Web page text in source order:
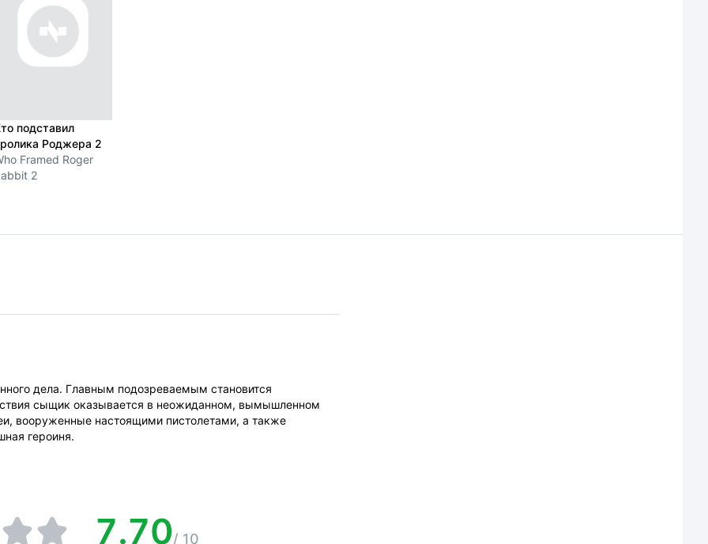
подставил
Роджера 2
Framed Roger
2
дела. Главным подозреваемым становится
сыщик оказывается в неожиданном, вымышленном
вооруженные настоящими пистолетами, а также
героиня.
7.70/ 10